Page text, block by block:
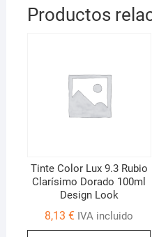
Productos
Tinte Color Lux 9.3 Rubio
Clarísimo Dorado 100ml
Design Look
8,13€ IVA incluido